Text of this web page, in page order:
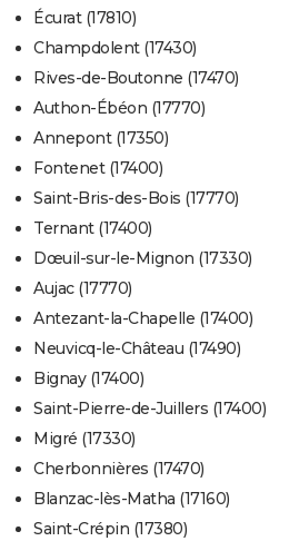
Écurat (17810)
Champdolent (17430)
Rives-de-Boutonne (17470)
Authon-Ébéon (17770)
Annepont (17350)
Fontenet (17400)
Saint-Bris-des-Bois (17770)
Ternant (17400)
Dœuil-sur-le-Mignon (17330)
Aujac (17770)
Antezant-la-Chapelle (17400)
Neuvicq-le-Château (17490)
Bignay (17400)
Saint-Pierre-de-Juillers (17400)
Migré (17330)
Cherbonnières (17470)
Blanzac-lès-Matha (17160)
Saint-Crépin (17380)